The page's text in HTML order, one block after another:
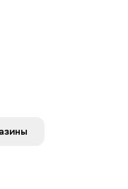
магазины